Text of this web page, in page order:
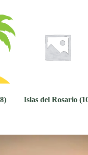
Islas del Rosario